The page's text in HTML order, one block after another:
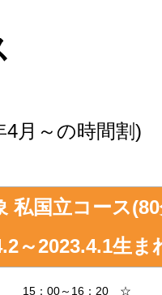
4月～の時間割)
私国立コース
～2023.4.1生ま
15：00～16：20 ☆